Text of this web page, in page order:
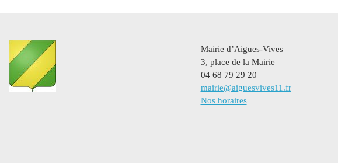
Mairie d’Aigues-Vives
3, place de la Mairie
04 68 79 29 20
mairie@aiguesvives11.fr
Nos horaires